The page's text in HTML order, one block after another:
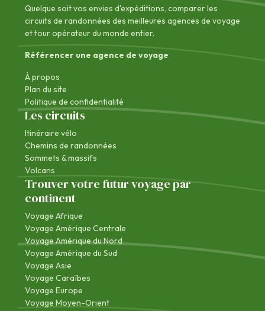
Quelque soit vos envies d'expéditions, comparer les
circuits de randonnées des meilleures agences de voyage
et tour opérateur du monde entier.
Référencer une agence de voyage
À propos
Plan du site
Politique de confidentialité
Les circuits
Itinéraire vélo
Chemins de randonnées
Sommets & massifs
Volcans
Trouver votre futur voyage par
continent
Voyage Afrique
Voyage Amérique Centrale
Voyage Amérique du Nord
Voyage Amérique du Sud
Voyage Asie
Voyage Caraïbes
Voyage Europe
Voyage Moyen-Orient